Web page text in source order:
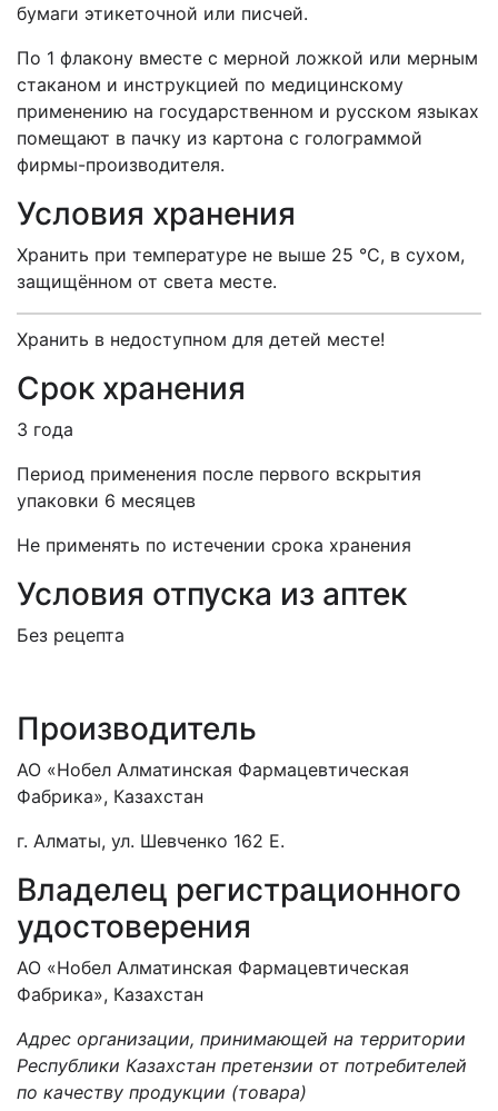
бумаги этикеточной или писчей.
По 1 флакону вместе с мерной ложкой или мерным
стаканом и инструкцией по медицинскому
применению на государственном и русском языках
помещают в пачку из картона с голограммой
фирмы-производителя.
Условия хранения
Хранить при температуре не выше 25 °С, в сухом,
защищённом от света месте.
Хранить в недоступном для детей месте!
Срок хранения
3 года
Период применения после первого вскрытия
упаковки 6 месяцев
Не применять по истечении срока хранения
Условия отпуска из аптек
Без рецепта
Производитель
АО «Нобел Алматинская Фармацевтическая
Фабрика», Казахстан
г. Алматы, ул. Шевченко 162 Е.
Владелец регистрационного
удостоверения
АО «Нобел Алматинская Фармацевтическая
Фабрика», Казахстан
Адрес организации, принимающей на территории
Республики Казахстан претензии от потребителей
по качеству продукции (товара)